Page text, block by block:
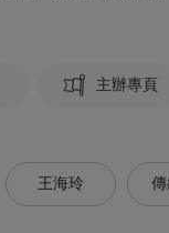
主辦專頁
王海玲